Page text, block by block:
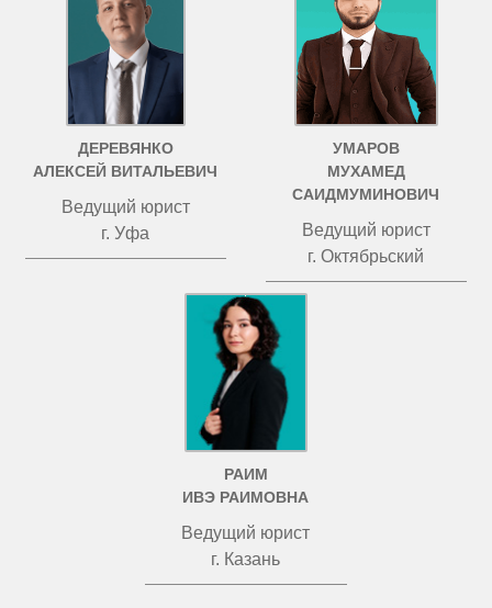
ДЕРЕВЯНКО
АЛЕКСЕЙ ВИТАЛЬЕВИЧ
Ведущий юрист
г. Уфа
УМАРОВ
МУХАМЕД
САИДМУМИНОВИЧ
Ведущий юрист
г. Октябрьский
РАИМ
ИВЭ РАИМОВНА
Ведущий юрист
г. Казань